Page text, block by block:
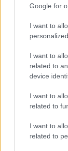
Google for
I want to
I want to
related to
device
I want to
related to
I want to
related to